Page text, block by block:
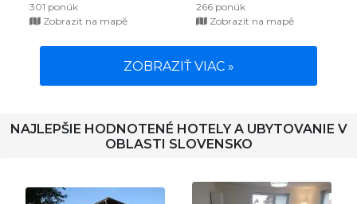
301 ponúk
Zobrazit na mapě
266 ponúk
Zobrazit na mapě
ZOBRAZIŤ VIAC »
NAJLEPŠIE HODNOTENÉ HOTELY A UBYTOVANIE V
OBLASTI SLOVENSKO